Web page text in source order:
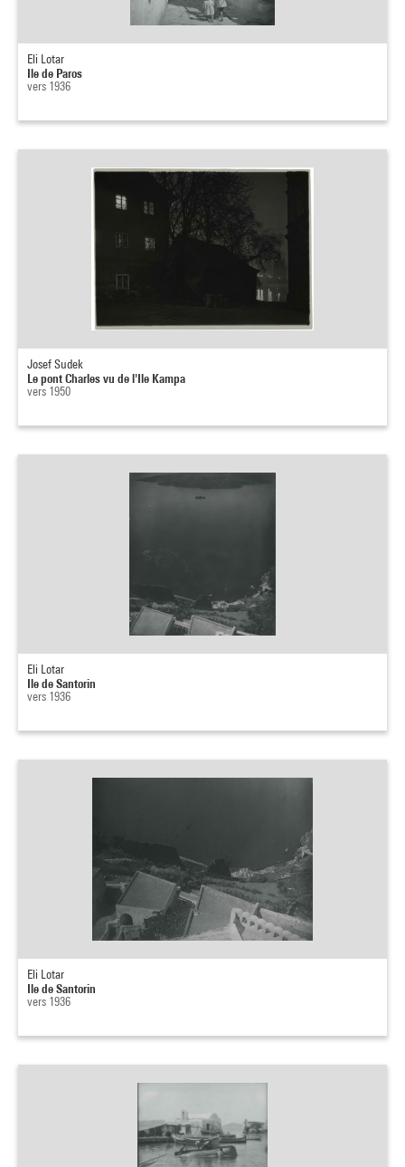
Eli Lotar
Ile de Paros
vers 1936
Josef Sudek
Le pont Charles vu de l'Ile Kampa
vers 1950
Eli Lotar
Ile de Santorin
vers 1936
Eli Lotar
Ile de Santorin
vers 1936